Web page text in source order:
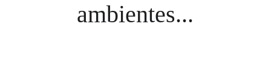
ambientes...